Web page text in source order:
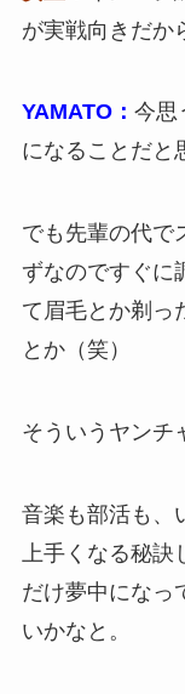
が実戦向きだか
YAMATO： 今思
になることだと
でも先輩の代で
ずなのですぐに
て眉毛とか剃っ
とか（笑）
そういうヤンチ
音楽も部活も、
上手くなる秘
だけ夢中になっ
いかなと。